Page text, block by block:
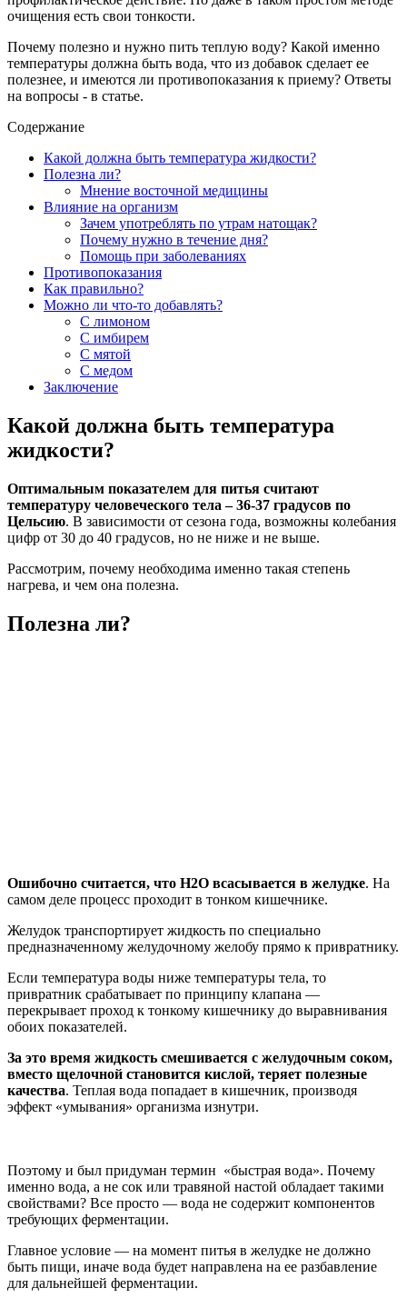
очищения есть свои тонкости.
Почему полезно и нужно пить теплую воду? Какой именно
температуры должна быть вода, что из добавок сделает ее
полезнее, и имеются ли противопоказания к приему? Ответы
на вопросы - в статье.
Содержание
Какой должна быть температура жидкости?
Полезна ли?
Мнение восточной медицины
Влияние на организм
Зачем употреблять по утрам натощак?
Почему нужно в течение дня?
Помощь при заболеваниях
Противопоказания
Как правильно?
Можно ли что-то добавлять?
С лимоном
С имбирем
С мятой
С медом
Заключение
Какой должна быть температура
жидкости?
Оптимальным показателем для питья считают
температуру человеческого тела – 36-37 градусов по
Цельсию. В зависимости от сезона года, возможны колебания
цифр от 30 до 40 градусов, но не ниже и не выше.
Рассмотрим, почему необходима именно такая степень
нагрева, и чем она полезна.
Полезна ли?
Ошибочно считается, что H2O всасывается в желудке. На
самом деле процесс проходит в тонком кишечнике.
Желудок транспортирует жидкость по специально
предназначенному желудочному желобу прямо к привратнику.
Если температура воды ниже температуры тела, то
привратник срабатывает по принципу клапана —
перекрывает проход к тонкому кишечнику до выравнивания
обоих показателей.
За это время жидкость смешивается с желудочным соком,
вместо щелочной становится кислой, теряет полезные
качества. Теплая вода попадает в кишечник, производя
эффект «умывания» организма изнутри.
Поэтому и был придуман термин «быстрая вода». Почему
именно вода, а не сок или травяной настой обладает такими
свойствами? Все просто — вода не содержит компонентов
требующих ферментации.
Главное условие — на момент питья в желудке не должно
быть пищи, иначе вода будет направлена на ее разбавление
для дальнейшей ферментации.